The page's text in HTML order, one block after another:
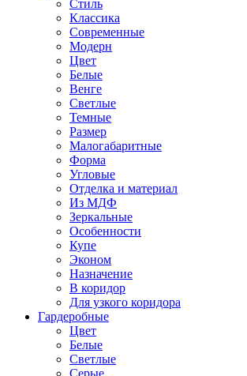
Стиль
Классика
Современные
Модерн
Цвет
Белые
Венге
Светлые
Темные
Размер
Малогабаритные
Форма
Угловые
Отделка и материал
Из МДФ
Зеркальные
Особенности
Купе
Эконом
Назначение
В коридор
Для узкого коридора
Гардеробные
Цвет
Белые
Светлые
Серые